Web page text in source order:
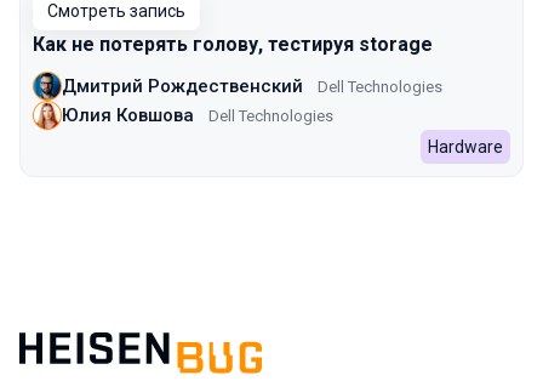
Смотреть запись
Как не потерять голову, тестируя storage
Дмитрий Рождественский Dell Technologies
Юлия Ковшова Dell Technologies
Hardware